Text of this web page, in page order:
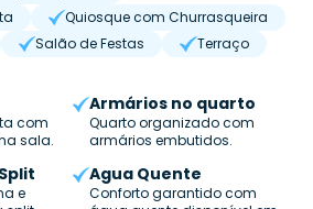
Quiosque com Churrasqueira
Salão de Festas Terraço
com
sala.
Armários no quarto
Quarto organizado com
armários embutidos.
e
Agua Quente
Conforto garantido com